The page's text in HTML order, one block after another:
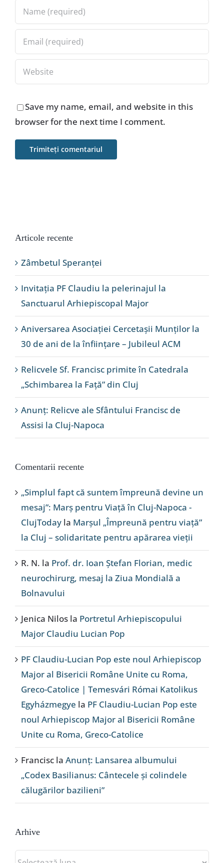
Save my name, email, and website in this
browser for the next time I comment.
Articole recente
Zâmbetul Speranței
Invitația PF Claudiu la pelerinajul la
Sanctuarul Arhiepiscopal Major
Aniversarea Asociației Cercetașii Munților la
30 de ani de la înființare – Jubileul ACM
Relicvele Sf. Francisc primite în Catedrala
„Schimbarea la Față” din Cluj
Anunț: Relicve ale Sfântului Francisc de
Assisi la Cluj-Napoca
Comentarii recente
„Simplul fapt că suntem împreună devine un
mesaj”: Marș pentru Viață în Cluj-Napoca -
ClujToday la Marșul „Împreună pentru viață”
la Cluj – solidaritate pentru apărarea vieții
R. N. la Prof. dr. Ioan Ștefan Florian, medic
neurochirurg, mesaj la Ziua Mondială a
Bolnavului
Jenica Nilos la Portretul Arhiepiscopului
Major Claudiu Lucian Pop
PF Claudiu-Lucian Pop este noul Arhiepiscop
Major al Bisericii Române Unite cu Roma,
Greco-Catolice | Temesvári Római Katolikus
Egyházmegye la PF Claudiu-Lucian Pop este
noul Arhiepiscop Major al Bisericii Române
Unite cu Roma, Greco-Catolice
Francisc la Anunț: Lansarea albumului
„Codex Basilianus: Cântecele și colindele
călugărilor bazilieni”
Arhive
Arhive